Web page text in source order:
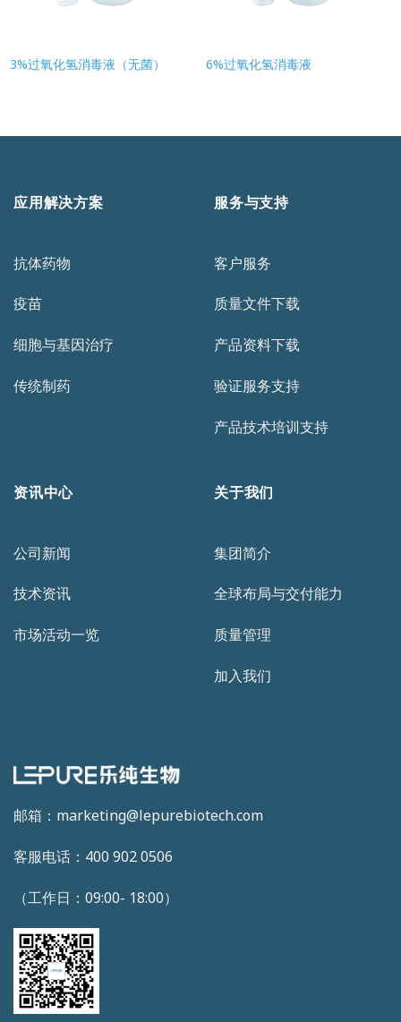
3%过氧化氢消毒液（无菌） 6%过氧化氢消毒液
邮箱：marketing@lepurebiotech.com
客服电话：400 902 0506
（工作日：09:00- 18:00）
应用解决方案
抗体药物
疫苗
细胞与基因治疗
传统制药
服务与支持
客户服务
质量文件下载
产品资料下载
验证服务支持
产品技术培训支持
资讯中心
公司新闻
技术资讯
市场活动一览
关于我们
集团简介
全球布局与交付能力
质量管理
加入我们